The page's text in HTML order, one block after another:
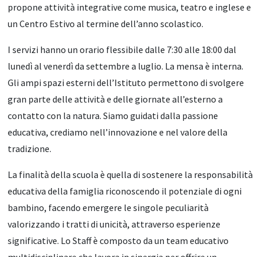
propone attività integrative come musica, teatro e inglese e
un Centro Estivo al termine dell’anno scolastico.
I servizi hanno un orario flessibile dalle 7:30 alle 18:00 dal
lunedì al venerdì da settembre a luglio. La mensa è interna.
Gli ampi spazi esterni dell’Istituto permettono di svolgere
gran parte delle attività e delle giornate all’esterno a
contatto con la natura. Siamo guidati dalla passione
educativa, crediamo nell’innovazione e nel valore della
tradizione.
La finalità della scuola è quella di sostenere la responsabilità
educativa della famiglia riconoscendo il potenziale di ogni
bambino, facendo emergere le singole peculiarità
valorizzando i tratti di unicità, attraverso esperienze
significative. Lo Staff è composto da un team educativo